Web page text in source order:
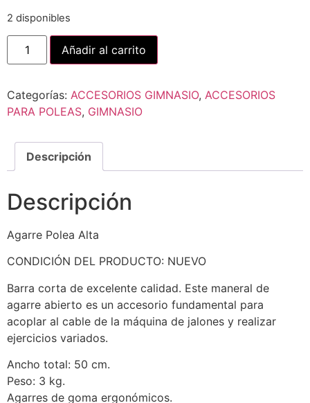
2 disponibles
Añadir al carrito
Categorías: ACCESORIOS GIMNASIO, ACCESORIOS
PARA POLEAS, GIMNASIO
Descripción
Descripción
Agarre Polea Alta
CONDICIÓN DEL PRODUCTO: NUEVO
Barra corta de excelente calidad. Este maneral de
agarre abierto es un accesorio fundamental para
acoplar al cable de la máquina de jalones y realizar
ejercicios variados.
Ancho total: 50 cm.
Peso: 3 kg.
Agarres de goma ergonómicos.